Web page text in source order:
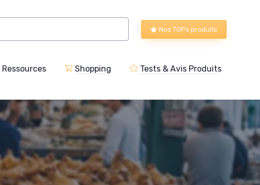
Nos TOPs produits
Ressources Shopping Tests & Avis Produits